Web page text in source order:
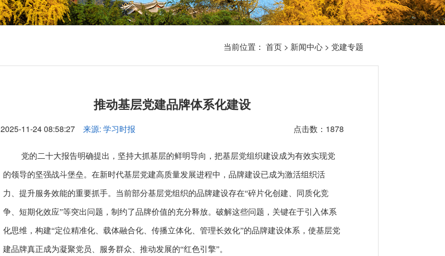
当前位置： 首页 > 新闻中心 > 党建专题
推动基层党建品牌体系化建设
点击数：1878
2025-11-24 08:58:27来源: 学习时报
党的二十大报告明确提出，坚持大抓基层的鲜明导向，把基层党组织建设成为有效实现党
的领导的坚强战斗堡垒。在新时代基层党建高质量发展进程中，品牌建设已成为激活组织活
力、提升服务效能的重要抓手。当前部分基层党组织的品牌建设存在“碎片化创建、同质化竞
争、短期化效应”等突出问题，制约了品牌价值的充分释放。破解这些问题，关键在于引入体系
化思维，构建“定位精准化、载体融合化、传播立体化、管理长效化”的品牌建设体系，使基层党
建品牌真正成为凝聚党员、服务群众、推动发展的“红色引擎”。